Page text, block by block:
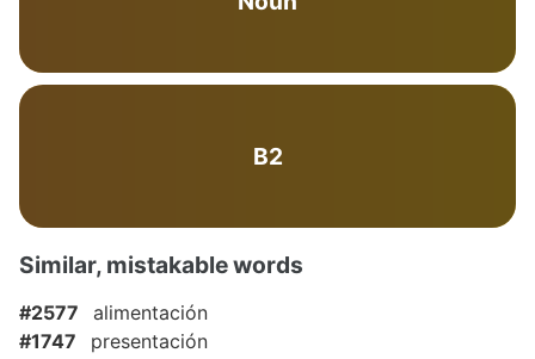
B2
Similar, mistakable words
#2577
alimentación
#1747
presentación